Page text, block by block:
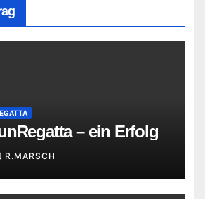
– ein Erfolg
R.MARSCH